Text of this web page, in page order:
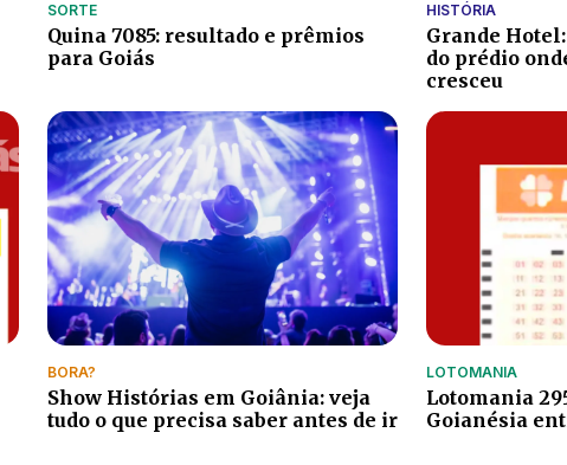
SORTE
Quina 7085: resultado e prêmios
para Goiás
HISTÓRIA
Grande
do prédio
cresceu
BORA?
Show Histórias em Goiânia: veja
tudo o que precisa saber antes de ir
LOTOMANIA
Lotomania
Goianésia